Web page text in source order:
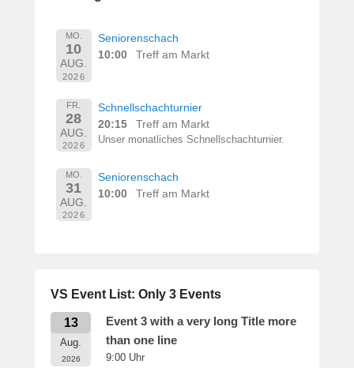
MO.
10
AUG.
2026
Seniorenschach
10:00
Treff am Markt
FR.
28
AUG.
2026
Schnellschachturnier
20:15
Treff am Markt
Unser monatliches Schnellschachturnier.
MO.
31
AUG.
2026
Seniorenschach
10:00
Treff am Markt
VS Event List: Only 3 Events
13
Aug.
2026
Event 3 with a very long Title more
than one line
9:00 Uhr